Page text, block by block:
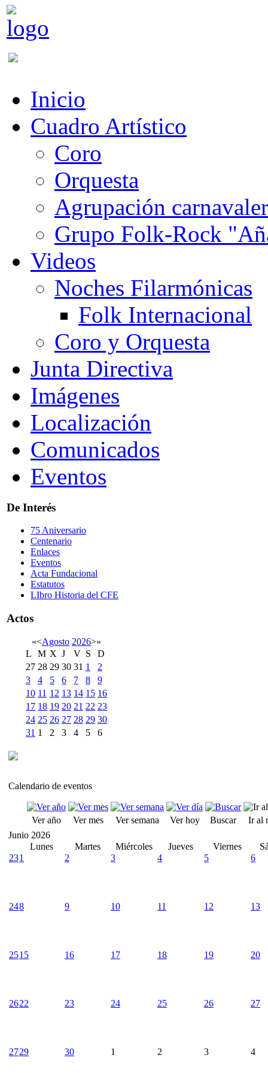
Inicio
Cuadro Artístico
Coro
Orquesta
Agrupación
Grupo Folk-Rock
Videos
Noches Filarmónicas
Folk Internacional
Coro y Orquesta
Junta Directiva
Imágenes
Localización
Comunicados
Eventos
De Interés
75 Aniversario
Centenario
Enlaces
Eventos
Acta Fundacional
Estatutos
LIbro Historia del CFE
Actos
«<Agosto 2026>»
L
M X J V S
D
27 28 29 30 31 1
2
3
4 5 6 7 8
9
10 11 12 13 14 15 16
17 18 19 20 21 22 23
24 25 26 27 28 29 30
31 1 2 3 4 5 6
Calendario de eventos
Ver año Ver mes Ver semana Ver hoy Buscar
Ir al
Junio 2026
Lunes
Martes Miércoles Jueves Viernes
231 2 3 4 5 6
248 9 10 11 12 13
2515 16 17 18 19 20
2622 23 24 25 26 27
2729 30 1 2 3 4